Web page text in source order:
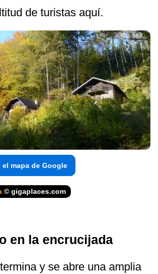
de turistas aquí.
el mapa de Google
© gigaplaces.com
en la encrucijada
y se abre una amplia